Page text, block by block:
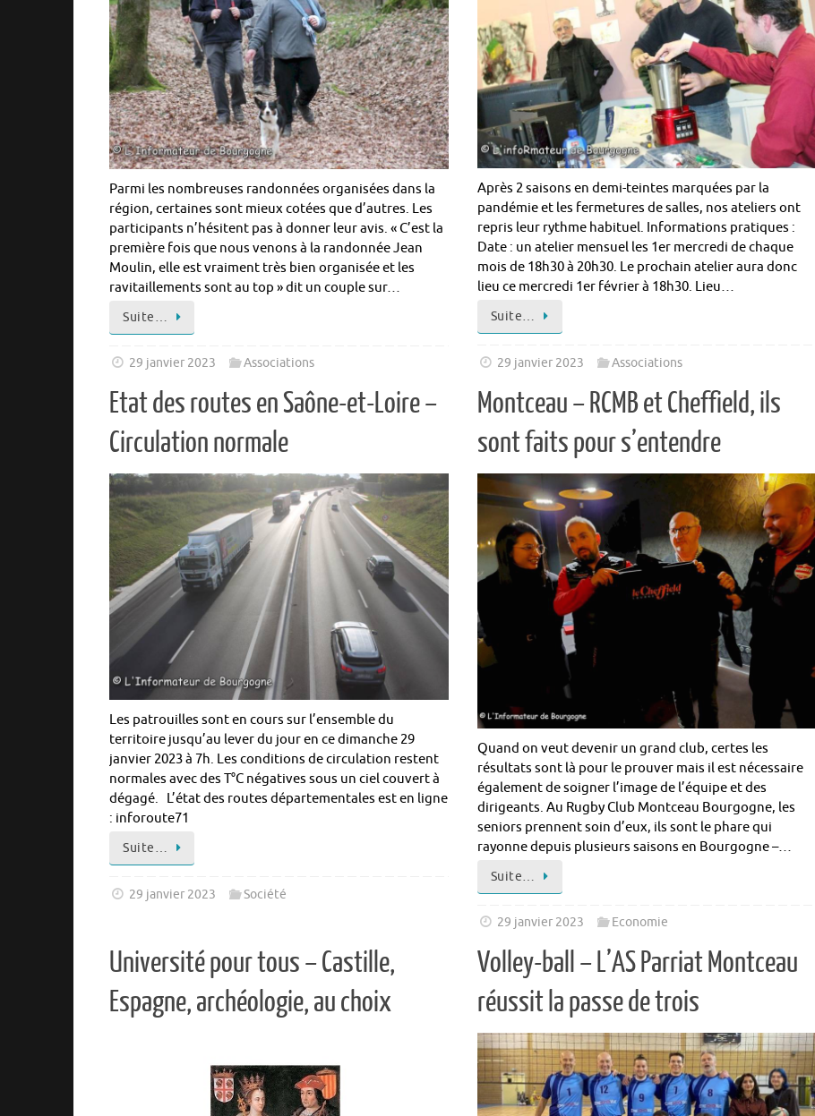
Parmi les nombreuses randonnées organisées dans la
région, certaines sont mieux cotées que d’autres. Les
participants n’hésitent pas à donner leur avis. « C’est la
première fois que nous venons à la randonnée Jean
Moulin, elle est vraiment très bien organisée et les
ravitaillements sont au top » dit un couple sur…
Suite…
29 janvier 2023 Associations
Après 2 saisons en demi-teintes marquées par la
pandémie et les fermetures de salles, nos ateliers ont
repris leur rythme habituel. Informations pratiques :
Date : un atelier mensuel les 1er mercredi de chaque
mois de 18h30 à 20h30. Le prochain atelier aura donc
lieu ce mercredi 1er février à 18h30. Lieu…
Suite…
29 janvier 2023 Associations
Etat des routes en Saône-et-Loire –
Circulation normale
Les patrouilles sont en cours sur l’ensemble du
territoire jusqu’au lever du jour en ce dimanche 29
janvier 2023 à 7h. Les conditions de circulation restent
normales avec des T°C négatives sous un ciel couvert à
dégagé. L’état des routes départementales est en ligne
: inforoute71
Suite…
29 janvier 2023 Société
Montceau – RCMB et Cheffield, ils
sont faits pour s’entendre
Quand on veut devenir un grand club, certes les
résultats sont là pour le prouver mais il est nécessaire
également de soigner l’image de l’équipe et des
dirigeants. Au Rugby Club Montceau Bourgogne, les
seniors prennent soin d’eux, ils sont le phare qui
rayonne depuis plusieurs saisons en Bourgogne –…
Suite…
29 janvier 2023 Economie
Université pour tous – Castille,
Espagne, archéologie, au choix
Volley-ball – L’AS Parriat Montceau
réussit la passe de trois